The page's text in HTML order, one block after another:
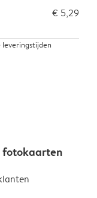
€ 5,29
fotokaarten